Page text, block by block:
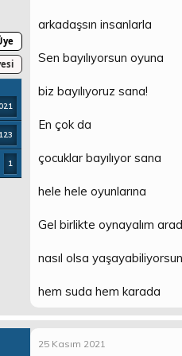
1
arkadaşsın insanlarla
Sen bayılıyorsun oyuna
biz bayılıyoruz sana!
En çok da
çocuklar bayılıyor sana
hele hele oyunlarına
Gel birlikte oynayalım
nasıl olsa yaşayabiliyorsun
hem suda hem karada
25 Kasım 2021